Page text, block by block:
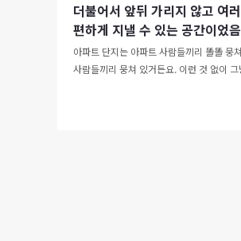
더불어서 앞뒤 가리지 않고 여
편하게 지낼 수 있는 공간이었
아파트 단지는 아파트 사람들끼리 똘똘 뭉
사람들끼리 뭉쳐 있거든요. 이런 것 없이